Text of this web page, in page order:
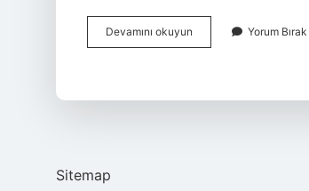
Devamını okuyun
Kaş
Yorum Bırak
Sitemap